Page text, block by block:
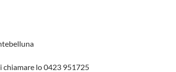
lo 0423 951725